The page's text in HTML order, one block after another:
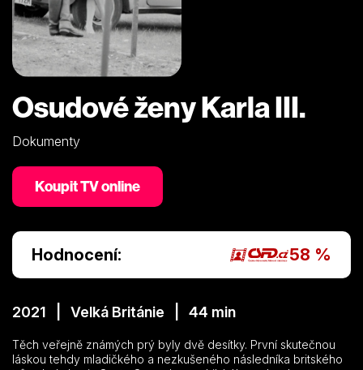
Osudové ženy Karla III.
Dokumenty
Koupit TV online
Hodnocení: 58 %
2021 | Velká Británie | 44 min
Těch veřejně známých prý byly dvě desítky. První skutečnou
láskou tehdy mladičkého a nezkušeného následníka britského